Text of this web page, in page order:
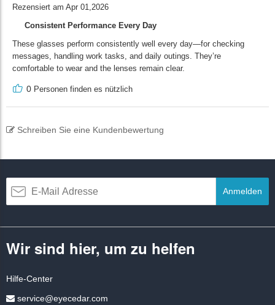
Rezensiert am Apr 01,2026
Consistent Performance Every Day
These glasses perform consistently well every day—for checking
messages, handling work tasks, and daily outings. They’re
comfortable to wear and the lenses remain clear.
0 Personen finden es nützlich
Schreiben Sie eine Kundenbewertung
Anmelden
Wir sind hier, um zu helfen
Hilfe-Center
service@eyecedar.com